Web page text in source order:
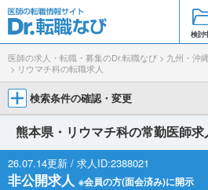
検討
医師の求人・転職・募集のDr.転職なび > 九州・沖縄
> リウマチ科の転職求人
検索条件の確認・変更
熊本県・リウマチ科の常勤医師
26.07.14更新 / 求人ID:2388021
非公開求人 ※会員の方(面会済み)に開示